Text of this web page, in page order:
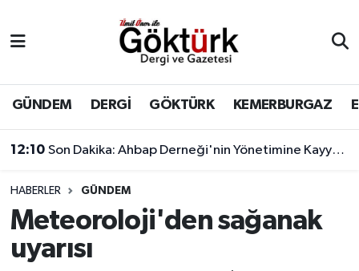
GÜNDEM DERGİ GÖKTÜRK KEMERBURGAZ
12:10 Son Dakika: Ahbap Derneği'nin Yönetimine Kayyum Atandı
HABERLER GÜNDEM
Meteoroloji'den sağanak
uyarısı
BİLİM
DERGİ
DÜNYA
EĞİTİM
Eyüpsultan Hava Durumu
Eyüpsultan Trafik Yoğunluk Haritası
Süper Lig Puan Durumu ve Fikstür
Tüm Manşetler
Son Dakika Haberleri